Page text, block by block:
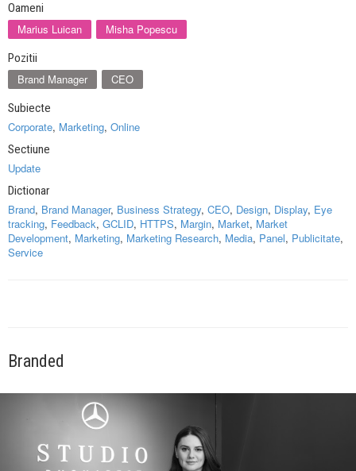
Oameni
Marius Luican Misha Popescu
Pozitii
Brand Manager CEO
Subiecte
Corporate, Marketing, Online
Sectiune
Update
Dictionar
Brand, Brand Manager, Business Strategy, CEO, Design, Display, Eye
tracking, Feedback, GCLID, HTTPS, Margin, Market, Market
Development, Marketing, Marketing Research, Media, Panel, Publicitate,
Service
Branded